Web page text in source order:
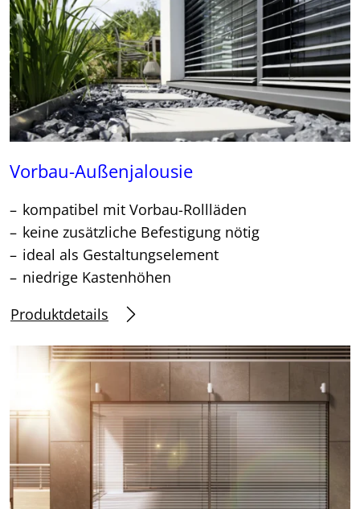
Vorbau-Außenjalousie
kompatibel mit Vorbau-Rollläden
keine zusätzliche Befestigung nötig
ideal als Gestaltungselement
niedrige Kastenhöhen
Produktdetails